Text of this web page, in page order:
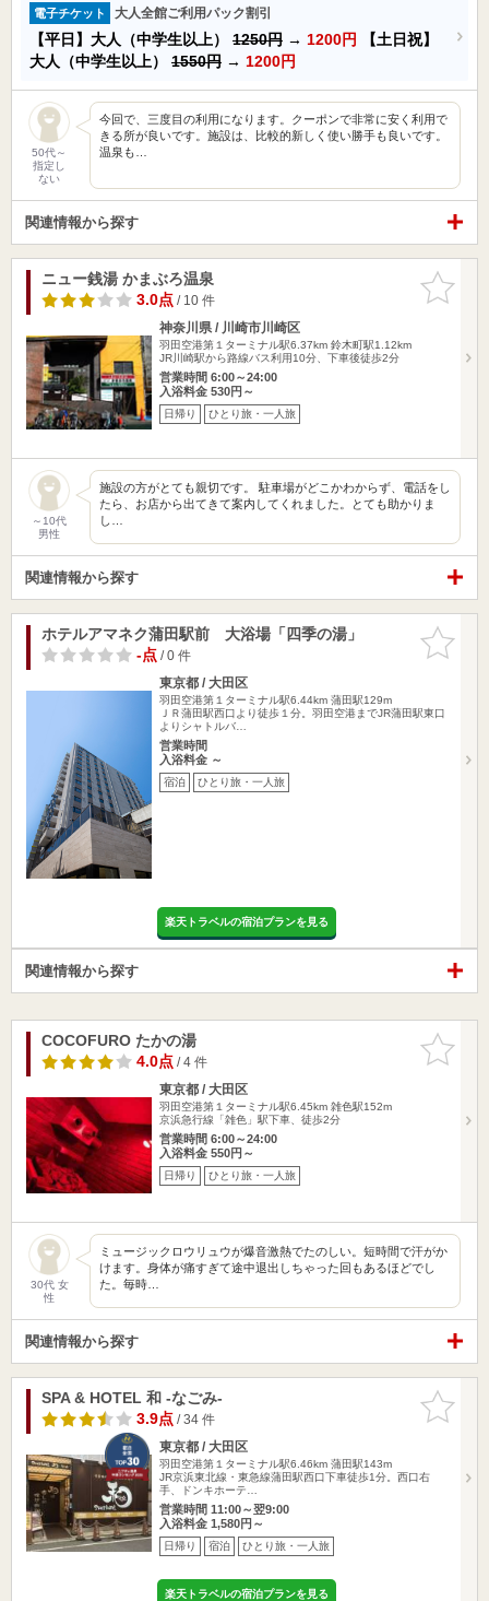
電子チケット 大人全館ご利用パック割引
【平日】大人（中学生以上） 1250円 → 1200円
【土日祝】
大人（中学生以上） 1550円 → 1200円
50代～
指定し
ない
今回で、三度目の利用になります。クーポンで非常に安く利用で
きる所が良いです。施設は、比較的新しく使い勝手も良いです。
温泉も…
関連情報から探す
お気に入
りに追加
ニュー銭湯 かまぶろ温泉
3.0点/ 10 件
神奈川県 / 川崎市川崎区
羽田空港第１ターミナル駅6.37km 鈴木町駅1.12km
JR川崎駅から路線バス利用10分、下車後徒歩2分
営業時間 6:00～24:00
入浴料金 530円～
日帰り ひとり旅・一人旅
～10代
男性
施設の方がとても親切です。 駐車場がどこかわからず、電話をし
たら、お店から出てきて案内してくれました。とても助かりま
し…
関連情報から探す
お気に入
りに追加
ホテルアマネク蒲田駅前 大浴場「四季の湯」
-点/ 0 件
東京都 / 大田区
羽田空港第１ターミナル駅6.44km 蒲田駅129m
ＪＲ蒲田駅西口より徒歩１分。羽田空港までJR蒲田駅東口
よりシャトルバ…
営業時間
入浴料金 ～
宿泊 ひとり旅・一人旅
楽天トラベルの宿泊プランを見る
関連情報から探す
お気に入
りに追加
COCOFURO たかの湯
4.0点/ 4 件
東京都 / 大田区
羽田空港第１ターミナル駅6.45km 雑色駅152m
京浜急行線「雑色」駅下車、徒歩2分
営業時間 6:00～24:00
入浴料金 550円～
日帰り ひとり旅・一人旅
30代 女
性
ミュージックロウリュウが爆音激熱でたのしい。短時間で汗がか
けます。身体が痛すぎて途中退出しちゃった回もあるほどでし
た。毎時…
関連情報から探す
お気に入
りに追加
SPA & HOTEL 和 -なごみ-
3.9点/ 34 件
東京都 / 大田区
羽田空港第１ターミナル駅6.46km 蒲田駅143m
JR京浜東北線・東急線蒲田駅西口下車徒歩1分。西口右
手、ドンキホーテ…
営業時間 11:00～翌9:00
入浴料金 1,580円～
日帰り 宿泊 ひとり旅・一人旅
楽天トラベルの宿泊プランを見る